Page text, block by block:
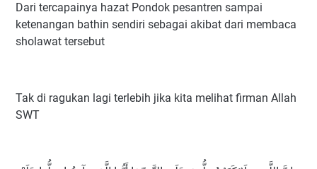
Dari tercapainya hazat Pondok pesantren sampai
ketenangan bathin sendiri sebagai akibat dari membaca
sholawat tersebut
Tak di ragukan lagi terlebih jika kita melihat firman Allah
SWT